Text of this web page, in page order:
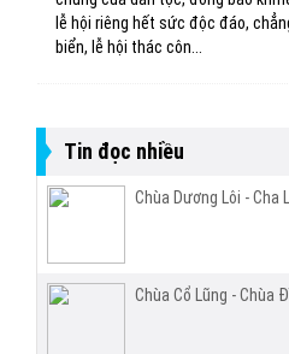
lễ hội riêng hết sức độc đáo,
biển, lễ hội thác côn...
Tin đọc nhiều
Chùa Dương Lôi - Cha
Chùa Cổ Lũng - Chùa